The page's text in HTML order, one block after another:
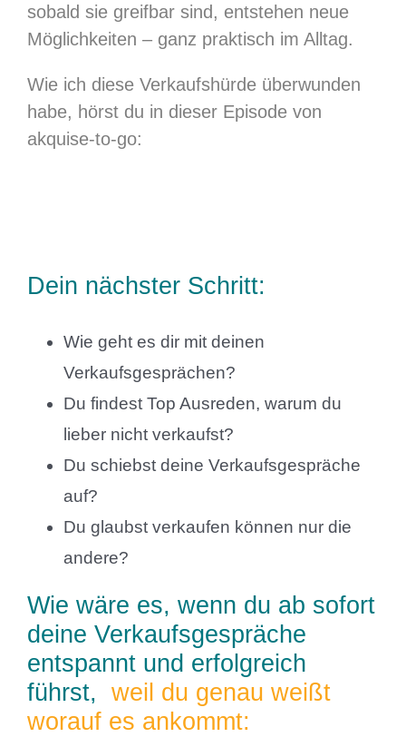
sobald sie greifbar sind, entstehen neue
Möglichkeiten – ganz praktisch im Alltag.
Wie ich diese Verkaufshürde überwunden
habe, hörst du in dieser Episode von
akquise-to-go:
Dein nächster Schritt:
Wie geht es dir mit deinen
Verkaufsgesprächen?
Du findest Top Ausreden, warum du
lieber nicht verkaufst?
Du schiebst deine Verkaufsgespräche
auf?
Du glaubst verkaufen können nur die
andere?
Wie wäre es, wenn du ab sofort
deine Verkaufsgespräche
entspannt und erfolgreich
führst, weil du genau weißt
worauf es ankommt: